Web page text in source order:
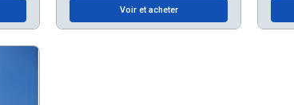
Voir et acheter